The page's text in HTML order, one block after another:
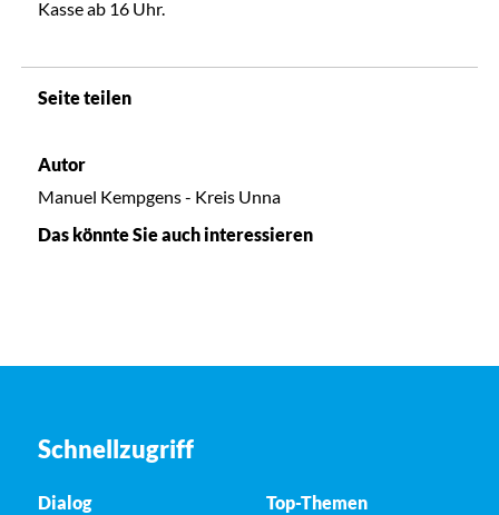
Kasse ab 16 Uhr.
Seite teilen
Autor
Manuel Kempgens - Kreis Unna
Das könnte Sie auch interessieren
Schnellzugriff
Dialog
Top-Themen